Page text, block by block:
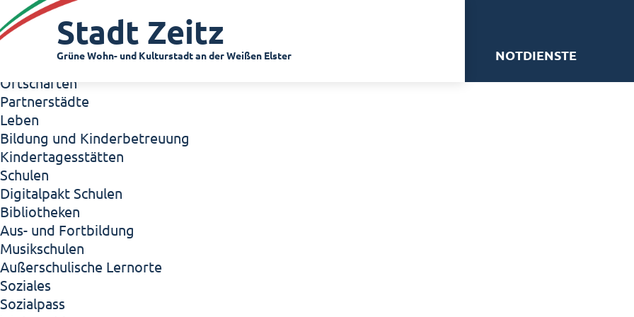
Zeitz - Die Kleinstadt
Willkommen in Zeitz!
Interview mit Oberbürgermeister Christian Thieme
Zeitz - Stadt der Zukunft
Ortschaften
Partnerstädte
Leben
Bildung und Kinderbetreuung
Kindertagesstätten
Schulen
Digitalpakt Schulen
Bibliotheken
Aus- und Fortbildung
Musikschulen
Außerschulische Lernorte
Soziales
Sozialpass
Stadt Zeitz
Grüne Wohn- und Kulturstadt an der Weißen Elster NOTDIENSTE